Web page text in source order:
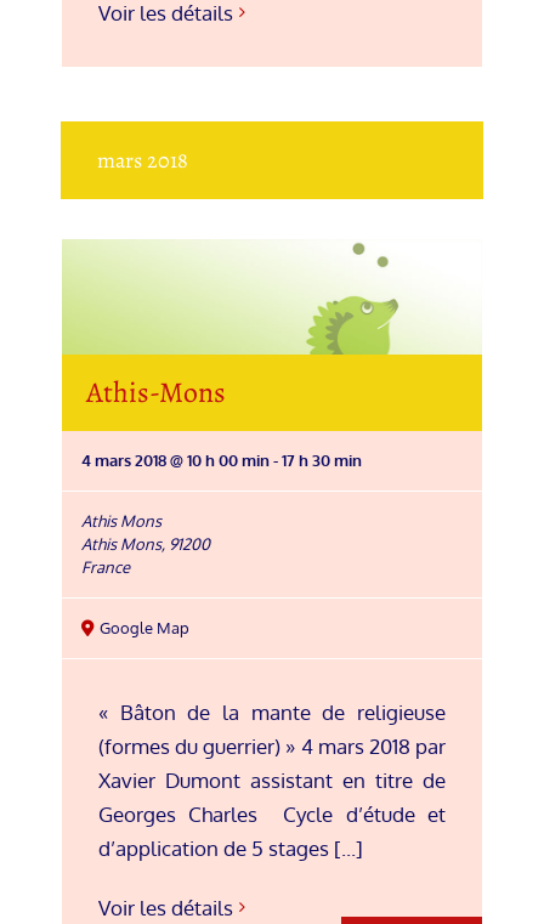
Voir les détails
mars 2018
Athis-Mons
4 mars 2018 @ 10 h 00 min-17 h 30 min
Athis Mons
Athis Mons, 91200
France
Google Map
« Bâton de la mante de religieuse
(formes du guerrier) » 4 mars 2018 par
Xavier Dumont assistant en titre de
Georges Charles Cycle d’étude et
d’application de 5 stages [...]
Voir les détails